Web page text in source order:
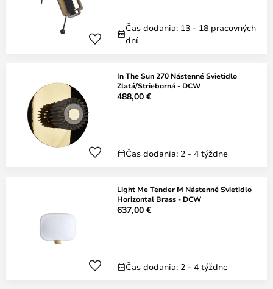
Čas dodania: 13 - 18 pracovných
dní
In The Sun 270 Nástenné Svietidlo
Zlatá/Strieborná - DCW
488,00 €
Čas dodania: 2 - 4 týždne
Light Me Tender M Nástenné Svietidlo
Horizontal Brass - DCW
637,00 €
Čas dodania: 2 - 4 týždne